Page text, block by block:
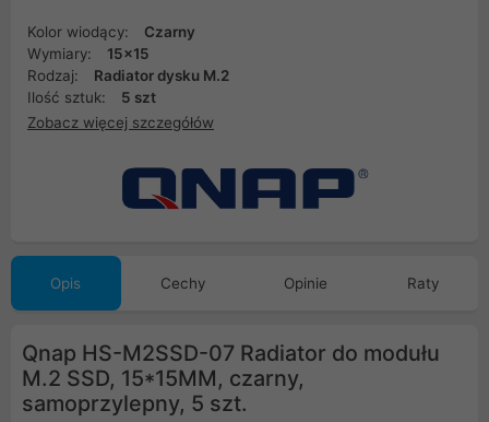
Kolor wiodący:
Czarny
Wymiary:
15x15
Rodzaj:
Radiator dysku M.2
Ilość sztuk:
5 szt
Zobacz więcej szczegółów
Opis Cechy Opinie Raty
Qnap HS-M2SSD-07 Radiator do modułu
M.2 SSD, 15*15MM, czarny,
samoprzylepny, 5 szt.